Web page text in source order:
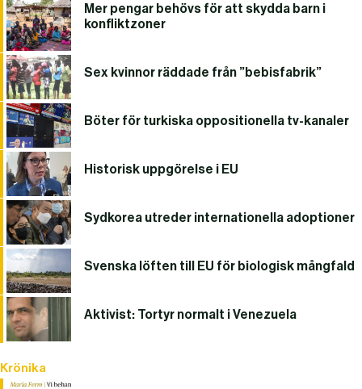
Mer pengar behövs för att skydda barn i
konfliktzoner
Sex kvinnor räddade från ”bebisfabrik”
Böter för turkiska oppositionella tv-kanaler
Historisk uppgörelse i EU
Sydkorea utreder internationella adoptioner
Svenska löften till EU för biologisk mångfald
Aktivist: Tortyr normalt i Venezuela
Krönika